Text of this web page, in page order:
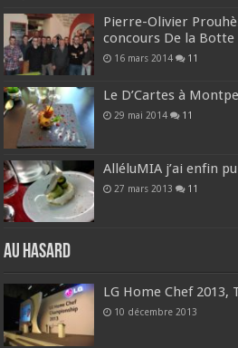
Pierre-Olivier
concours De la Botte
16 mars 2014 11
Le D’Cartes à
29 mai 2014 11
AlléluMIA j’ai enfin
27 mars 2013 11
Au hasard
LG Home Chef 2013,
10 décembre 2013